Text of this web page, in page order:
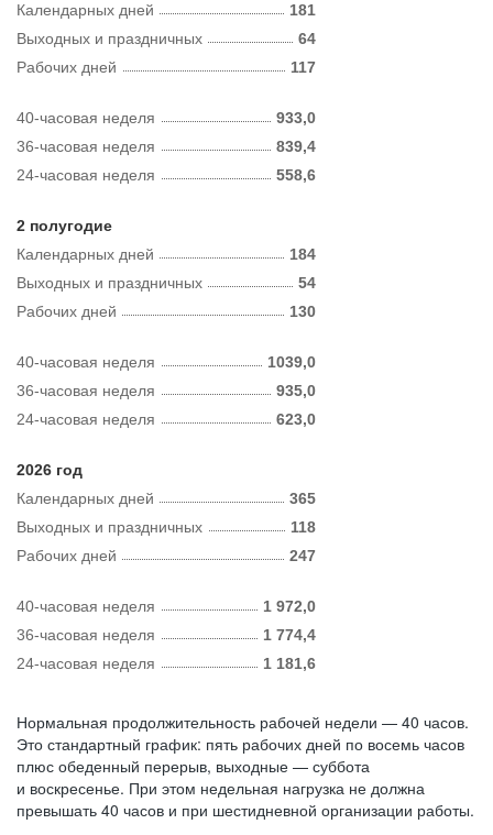
Календарных дней
181
Рабочих дней 117
Выходных и праздничных 64
40-часовая неделя
933,0
36-часовая неделя
839,4
24-часовая неделя
558,6
2 полугодие
Календарных дней
184
Рабочих дней 130
Выходных и праздничных 54
40-часовая неделя
1039,0
36-часовая неделя
935,0
24-часовая неделя
623,0
2026 год
Календарных дней
365
Рабочих дней 247
Выходных и праздничных 118
40-часовая неделя
1 972,0
36-часовая неделя
1 774,4
24-часовая неделя
1 181,6
Нормальная продолжительность рабочей недели — 40 часов.
Это стандартный график: пять рабочих дней по восемь часов
плюс обеденный перерыв, выходные — суббота
и воскресенье. При этом недельная нагрузка не должна
превышать 40 часов и при шестидневной организации работы.